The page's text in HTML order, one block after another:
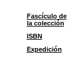
Fascículo de
la colección
ISBN
Expedición